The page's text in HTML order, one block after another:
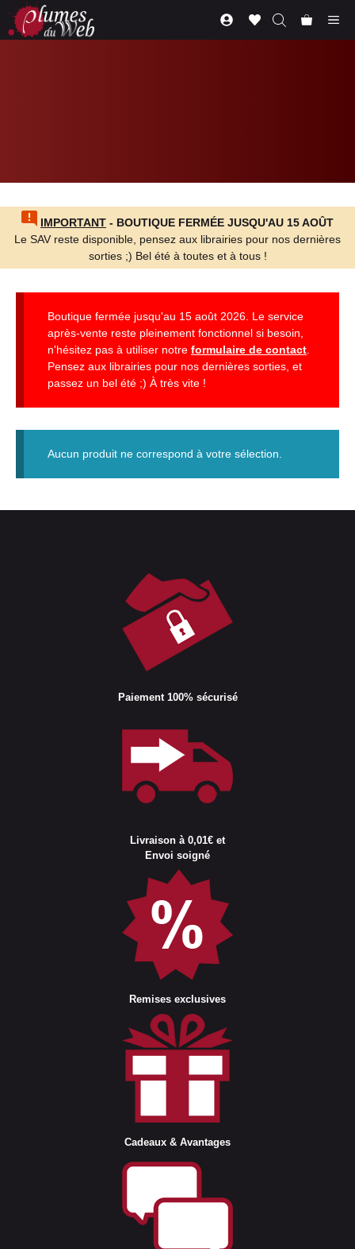
Aller
contenu
IMPORTANT - BOUTIQUE FERMÉE JUSQU'AU 15 AOÛT
Le SAV reste disponible, pensez aux librairies pour nos dernières
sorties ;) Bel été à toutes et à tous !
Boutique fermée jusqu'au 15 août 2026. Le service
après-vente reste pleinement fonctionnel si besoin,
n'hésitez pas à utiliser notre formulaire de contact
Pensez aux librairies pour nos dernières sorties, et
passez un bel été ;) À très vite !
Aucun produit ne correspond à votre sélection.
Paiement 100% sécurisé
Livraison à 0,01€ et
Envoi soigné
Remises exclusives
Cadeaux & Avantages